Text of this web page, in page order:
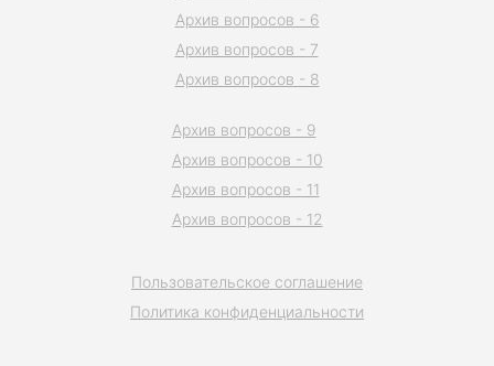
Пользовательское соглашение
Политика конфиденциальности
Архив вопросов - 6
Архив вопросов - 7
Архив вопросов - 8
Архив вопросов - 9
Архив вопросов - 10
Архив вопросов - 11
Архив вопросов - 12